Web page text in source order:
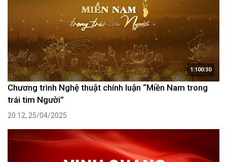
1:100:30
Chương trình Nghệ thuật chính luận “Miền Nam trong
trái tim Người”
20:12, 25/04/2025